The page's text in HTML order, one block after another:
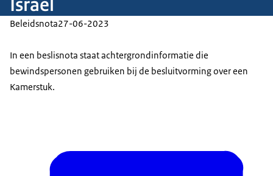
Beleidsnota27-06-2023
In een beslisnota staat achtergrondinformatie die
bewindspersonen gebruiken bij de besluitvorming over een
Kamerstuk.